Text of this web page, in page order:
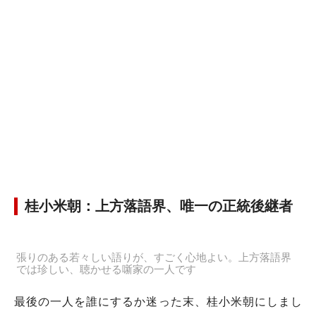
桂小米朝：上方落語界、唯一の正統後継者
張りのある若々しい語りが、すごく心地よい。上方落語界
では珍しい、聴かせる噺家の一人です
最後の一人を誰にするか迷った末、桂小米朝にしまし